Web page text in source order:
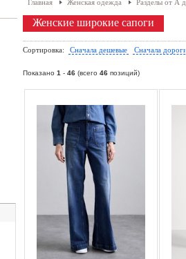
Главная Женская одежда Разделы от А
Женские широкие сапоги
Сортировка: Сначала дешевые Сначала
Показано 1 - 46 (всего 46 позиций)